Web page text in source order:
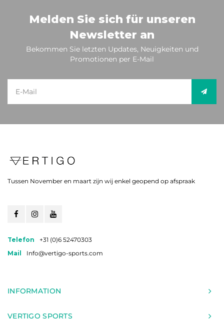
Melden Sie sich für unseren
Newsletter an
Bekommen Sie letzten Updates, Neuigkeiten und
Promotionen per E-Mail
Tussen November en maart zijn wij enkel geopend op afspraak
Telefon
+31 (0)6 52470303
Mail
Info@vertigo-sports.com
INFORMATION
VERTIGO SPORTS